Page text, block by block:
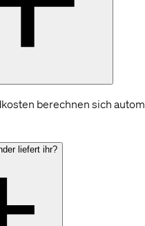
berechnen sich
liefert ihr?